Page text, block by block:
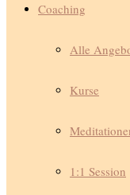
Coaching
Alle
Kurse
1:1 Session